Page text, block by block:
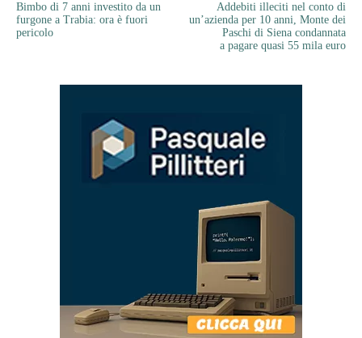
Bimbo di 7 anni investito da un
furgone a Trabia: ora è fuori
pericolo
Addebiti illeciti nel conto di
un’azienda per 10 anni, Monte dei
Paschi di Siena condannata
a pagare quasi 55 mila euro